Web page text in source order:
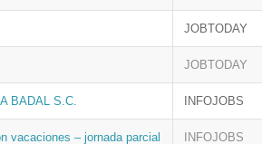
JOBTODAY
JOBTODAY
BADAL S.C. INFOJOBS
vacaciones – jornada parcial INFOJOBS